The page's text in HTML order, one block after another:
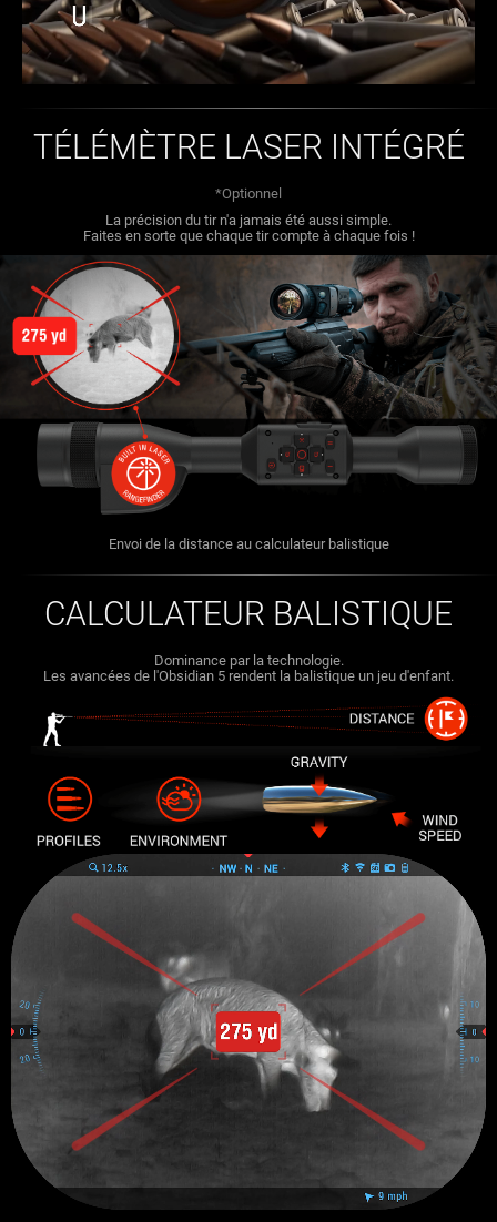
TÉLÉMÈTRE LASER INTÉGRÉ
*Optionnel
La précision du tir n'a jamais été aussi simple.
Faites en sorte que chaque tir compte à chaque fois !
Envoi de la distance au calculateur balistique
CALCULATEUR BALISTIQUE
Dominance par la technologie.
Les avancées de l'Obsidian 5 rendent la balistique un jeu d'enfant.